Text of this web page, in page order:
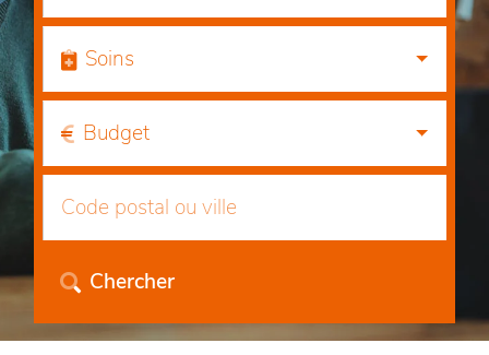
Soins
Budget
Chercher